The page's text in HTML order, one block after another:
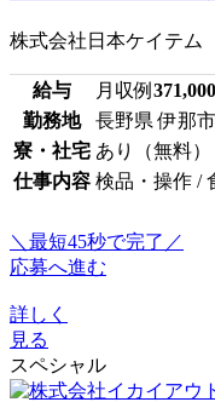
株式会社日本ケイテム
給与 月収例 371,000
勤務地
長野県 伊那市
寮・社宅 あり（無料）
仕事内容 検品・操作 /
＼最短45秒で完了／
応募へ進む
詳しく
見る
スペシャル